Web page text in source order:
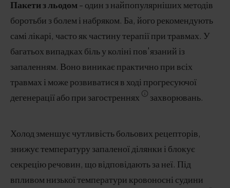
Пакети з льодом- один з найпопулярніших методів
боротьби з болем і набряком. Ба, його рекомендують
самі лікарі, часто як частину терапії при травмах. У
багатьох випадках біль у коліні пов'язаний із
запаленням. Воно виникає практично при всіх
травмах і може розвиватися в ході прогресуючої
дегенерації або при загостреннях
захворювань.
Холод зменшує чутливість больових рецепторів,
знижує температуру запаленої ділянки і блокує
секрецію речовин, що відповідають за неї. Під
впливом низької температури кровоносні судини